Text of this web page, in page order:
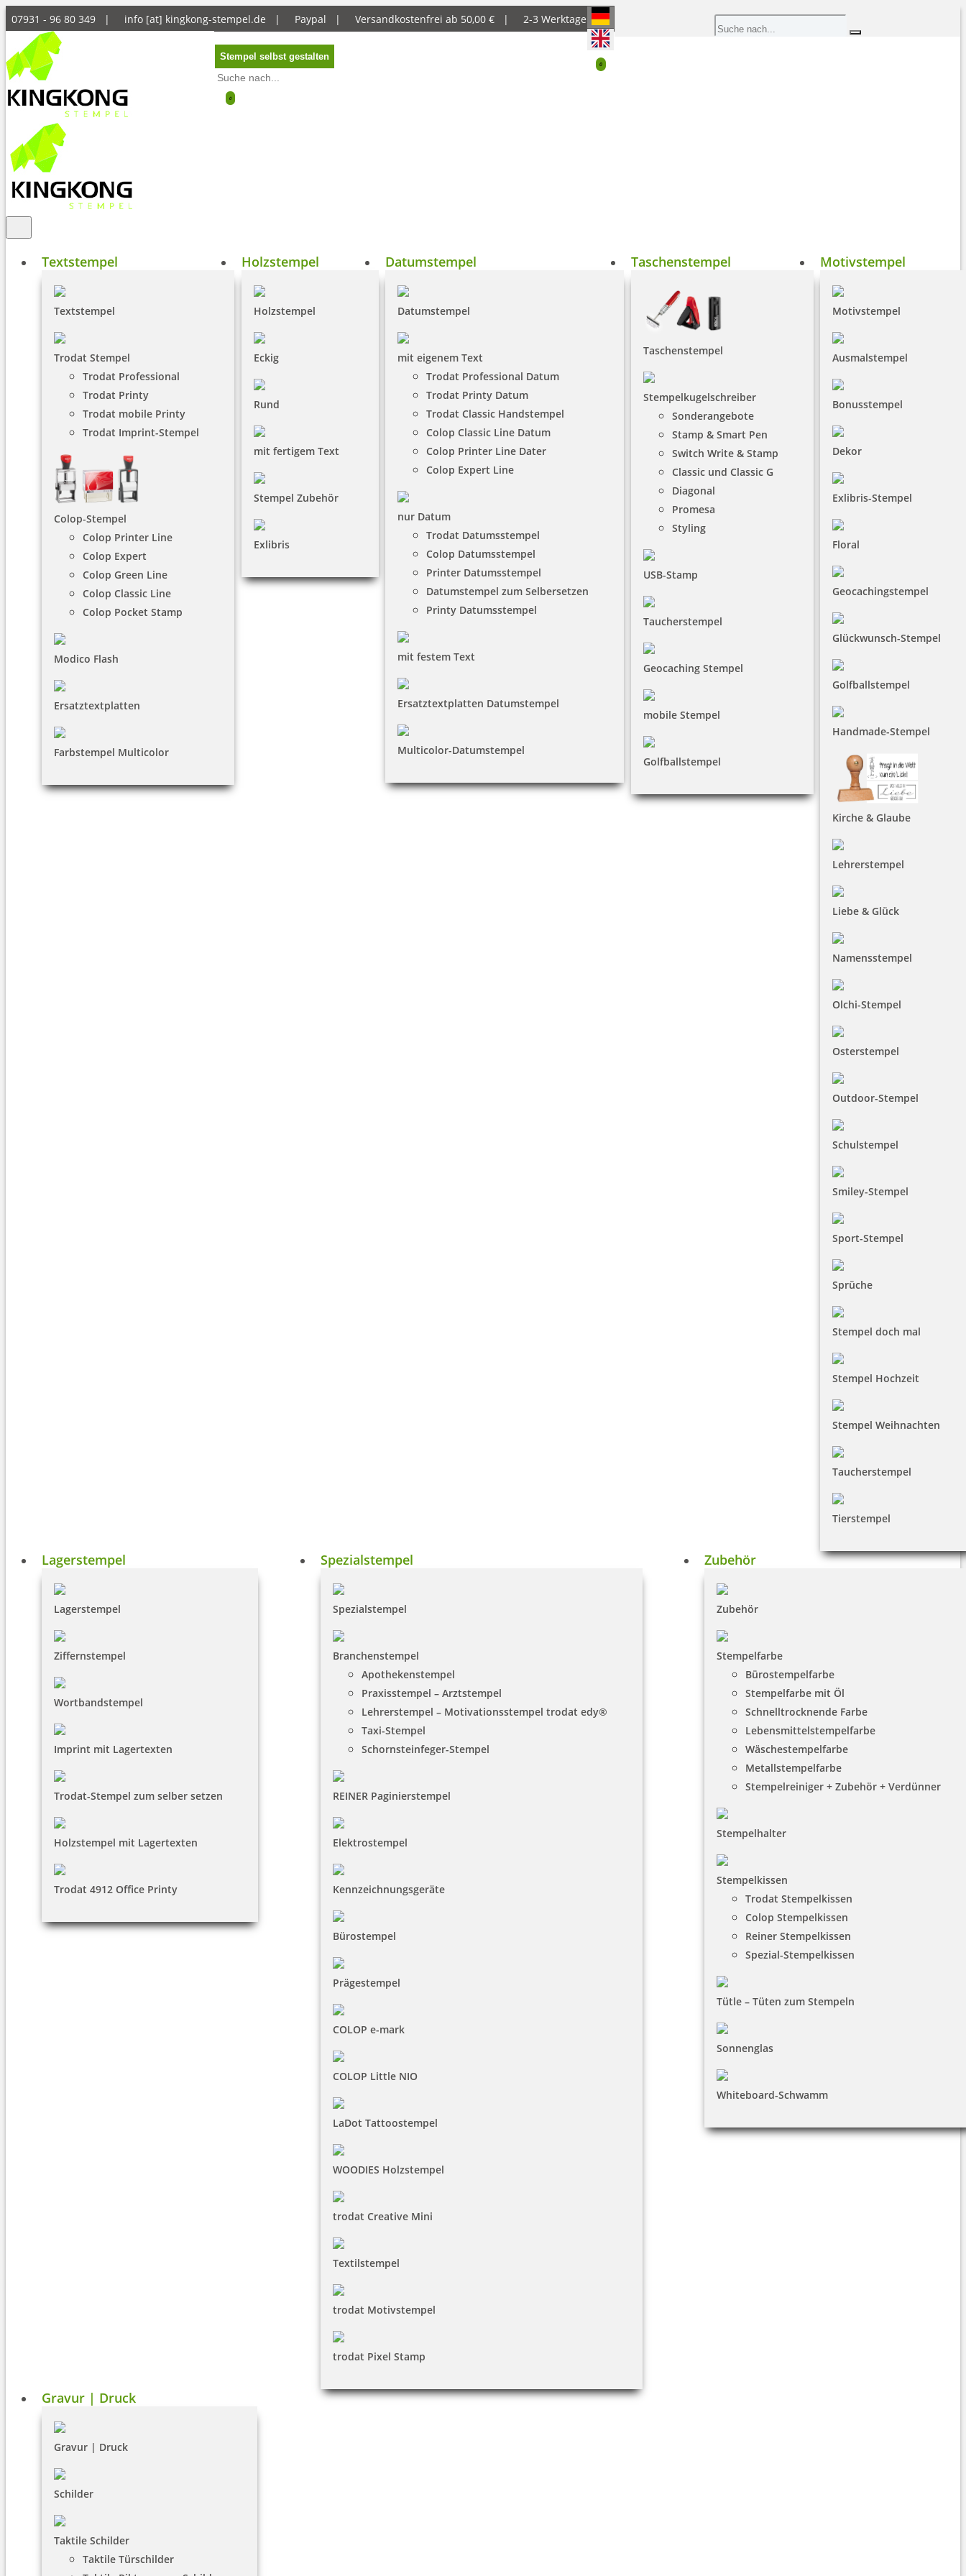
07931 - 96 80 349 | info [at] kingkong-stempel.de | Paypal | Versandkostenfrei ab 50,00 € | 2-3 Werktage
0
Stempel selbst gestalten
0
Textstempel
Textstempel
Trodat Stempel
Trodat Professional
Trodat Printy
Trodat mobile Printy
Trodat Imprint-Stempel
Colop-Stempel
Colop Printer Line
Colop Expert
Colop Green Line
Colop Classic Line
Colop Pocket Stamp
Modico Flash
Ersatztextplatten
Farbstempel Multicolor
Holzstempel
Holzstempel
Eckig
Rund
mit fertigem Text
Stempel Zubehör
Exlibris
Datumstempel
Datumstempel
mit eigenem Text
Trodat Professional Datum
Trodat Printy Datum
Trodat Classic Handstempel
Colop Classic Line Datum
Colop Printer Line Dater
Colop Expert Line
nur Datum
Trodat Datumsstempel
Colop Datumsstempel
Printer Datumsstempel
Datumstempel zum Selbersetzen
Printy Datumsstempel
mit festem Text
Ersatztextplatten Datumstempel
Multicolor-Datumstempel
Taschenstempel
Taschenstempel
Stempelkugelschreiber
Sonderangebote
Stamp & Smart Pen
Switch Write & Stamp
Classic und Classic G
Diagonal
Promesa
Styling
USB-Stamp
Taucherstempel
Geocaching Stempel
mobile Stempel
Golfballstempel
Motivstempel
Motivstempel
Ausmalstempel
Bonusstempel
Dekor
Exlibris-Stempel
Floral
Geocachingstempel
Glückwunsch-Stempel
Golfballstempel
Handmade-Stempel
Kirche & Glaube
Lehrerstempel
Liebe & Glück
Namensstempel
Olchi-Stempel
Osterstempel
Outdoor-Stempel
Schulstempel
Smiley-Stempel
Sport-Stempel
Sprüche
Stempel doch mal
Stempel Hochzeit
Stempel Weihnachten
Taucherstempel
Tierstempel
Lagerstempel
Lagerstempel
Ziffernstempel
Wortbandstempel
Imprint mit Lagertexten
Trodat-Stempel zum selber setzen
Holzstempel mit Lagertexten
Trodat 4912 Office Printy
Spezialstempel
Spezialstempel
Branchenstempel
Apothekenstempel
Praxisstempel – Arztstempel
Lehrerstempel – Motivationsstempel trodat edy®
Taxi-Stempel
Schornsteinfeger-Stempel
REINER Paginierstempel
Elektrostempel
Kennzeichnungsgeräte
Bürostempel
Prägestempel
COLOP e-mark
COLOP Little NIO
LaDot Tattoostempel
WOODIES Holzstempel
trodat Creative Mini
Textilstempel
trodat Motivstempel
trodat Pixel Stamp
Zubehör
Zubehör
Stempelfarbe
Bürostempelfarbe
Stempelfarbe mit Öl
Schnelltrocknende Farbe
Lebensmittelstempelfarbe
Wäschestempelfarbe
Metallstempelfarbe
Stempelreiniger + Zubehör + Verdünner
Stempelhalter
Stempelkissen
Trodat Stempelkissen
Colop Stempelkissen
Reiner Stempelkissen
Spezial-Stempelkissen
Tütle – Tüten zum Stempeln
Sonnenglas
Whiteboard-Schwamm
Gravur | Druck
Gravur | Druck
Schilder
Taktile Schilder
Taktile Türschilder